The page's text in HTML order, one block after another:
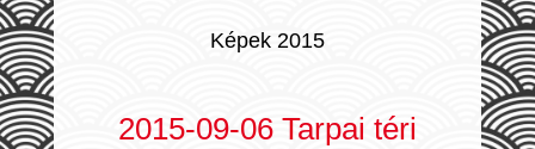
Képek 2015
2015-09-06 Tarpai téri